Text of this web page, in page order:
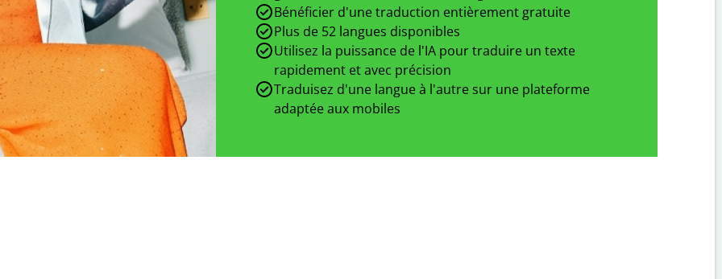
Bénéficier d'une traduction entièrement gratuite
Plus de 52 langues disponibles
Utilisez la puissance de l'IA pour traduire un texte
rapidement et avec précision
Traduisez d'une langue à l'autre sur une plateforme
adaptée aux mobiles